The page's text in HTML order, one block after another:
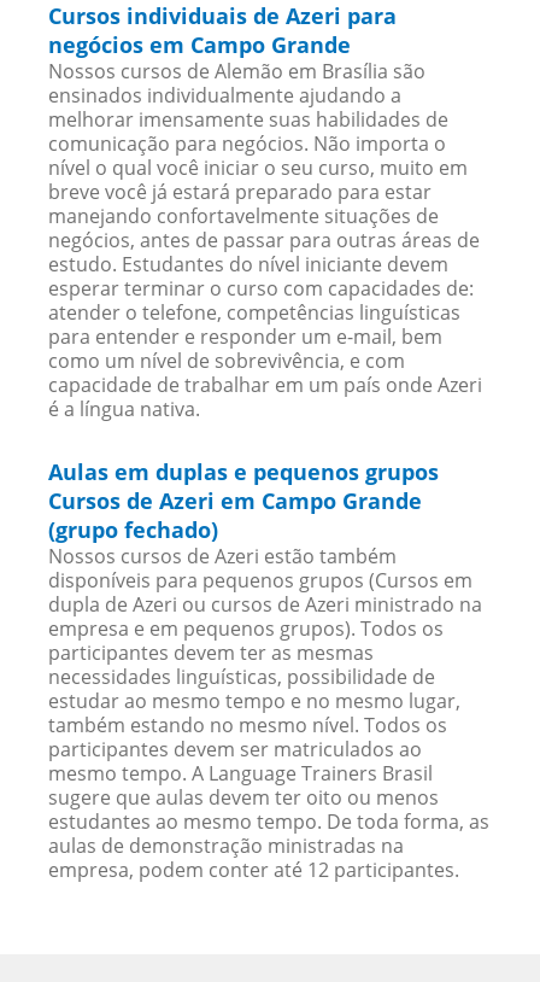
Cursos individuais de Azeri para
negócios em Campo Grande
Nossos cursos de Alemão em Brasília são
ensinados individualmente ajudando a
melhorar imensamente suas habilidades de
comunicação para negócios. Não importa o
nível o qual você iniciar o seu curso, muito em
breve você já estará preparado para estar
manejando confortavelmente situações de
negócios, antes de passar para outras áreas de
estudo. Estudantes do nível iniciante devem
esperar terminar o curso com capacidades de:
atender o telefone, competências linguísticas
para entender e responder um e-mail, bem
como um nível de sobrevivência, e com
capacidade de trabalhar em um país onde Azeri
é a língua nativa.
Aulas em duplas e pequenos grupos
Cursos de Azeri em Campo Grande
(grupo fechado)
Nossos cursos de Azeri estão também
disponíveis para pequenos grupos (Cursos em
dupla de Azeri ou cursos de Azeri ministrado na
empresa e em pequenos grupos). Todos os
participantes devem ter as mesmas
necessidades linguísticas, possibilidade de
estudar ao mesmo tempo e no mesmo lugar,
também estando no mesmo nível. Todos os
participantes devem ser matriculados ao
mesmo tempo. A Language Trainers Brasil
sugere que aulas devem ter oito ou menos
estudantes ao mesmo tempo. De toda forma, as
aulas de demonstração ministradas na
empresa, podem conter até 12 participantes.